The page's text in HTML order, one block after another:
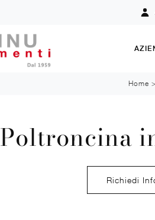
Home >
Poltroncina
Richiedi